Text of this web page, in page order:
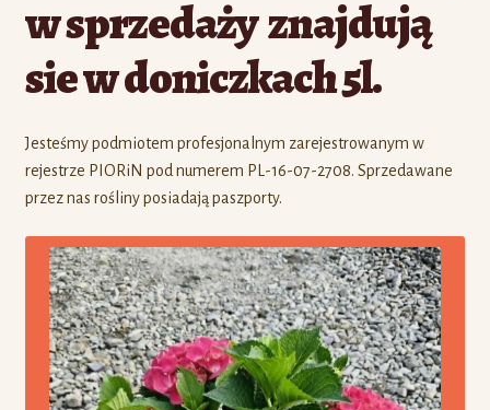
w sprzedaży znajdują
sie w doniczkach 5l.
Jesteśmy podmiotem profesjonalnym zarejestrowanym w
rejestrze PIORiN pod numerem PL-16-07-2708. Sprzedawane
przez nas rośliny posiadają paszporty.